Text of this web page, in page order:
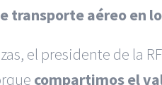
transporteaéreo en
el presidente de la
compartimos el